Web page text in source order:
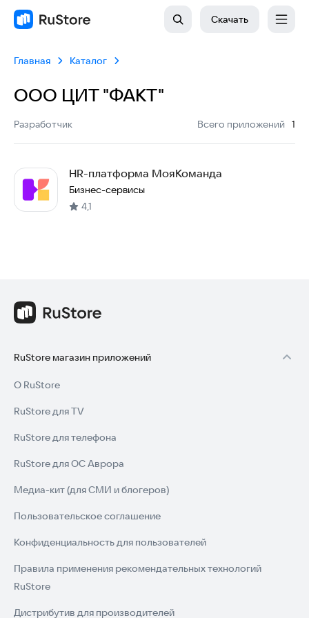
Скачать
Главная Каталог
ООО ЦИТ "ФАКТ"
Разработчик Всего приложений
: 1
HR-платформа МояКоманда
Бизнес-сервисы
4,1
RuStore магазин приложений
О RuStore
RuStore для TV
RuStore для телефона
RuStore для ОС Аврора
Медиа-кит (для СМИ и блогеров)
Пользовательское соглашение
Конфиденциальность для пользователей
Правила применения рекомендательных технологий
RuStore
Дистрибутив для производителей